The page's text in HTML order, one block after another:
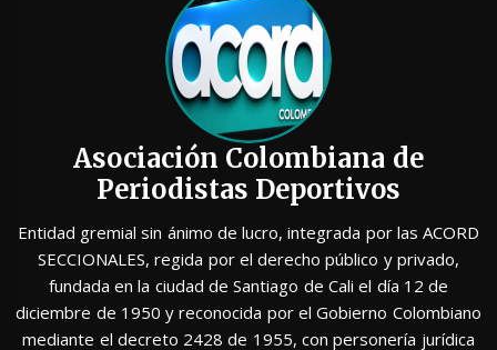
Asociación Colombiana de
Periodistas Deportivos
Entidad gremial sin ánimo de lucro, integrada por las ACORD
SECCIONALES, regida por el derecho público y privado,
fundada en la ciudad de Santiago de Cali el día 12 de
diciembre de 1950 y reconocida por el Gobierno Colombiano
mediante el decreto 2428 de 1955, con personería jurídica